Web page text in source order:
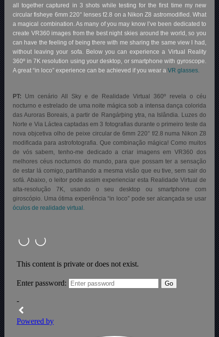
all together captured in 3 shots while testing for the first time my new
circular fisheye 6mm 220° lenses f2.8 on a Nikon Z8 astromodified. What
a magical combination. As many of you may know I’ve been dedicated to
create VR360 images from the best night skies around the world, so you
can have the feeling of being there with me sharing the same view I had,
without leaving your sofa. Below you can experience a Virtual Reality
360º in 7K resolution using your desktop, or smartphone with gyroscope.
A great “in loco” experience can be achieved if you wear aVR glasses.
PT: Um cenário All Sky e de Realidade Virtual 360º revela o céu
nocturno e estrelado de uma noite mágica sob a intensa dança colorida
das Auroras Boreais, a partir de Rangárþing ytra, na Islândia. Luzes do
Norte e Via Láctea captadas em 3 fotografias durante o primeiro teste da
nova objcetiva olho de peixe circular de 6mm 220° f/2.8 numa Nikon Z8
modificada para astrofotografia. Que combinação mágica! Como muitos
de vós sabem, tenho-me dedicado a criar imagens em VR360 dos
melhores céus nocturnos do mundo, para que possam ter a sensação
de estar lá comigo, partilhando a mesma visão que eu tive, sem sair do
sofá. Abaixo, o leitor pode assim experienciar esta Realidade Virtual de
alta-resolução 7K, usando o seu desktop ou smartphone com
giroscópio. Uma ótima experiência “in loco” pode ser alcançada se usar
óculos de realidade virtual.